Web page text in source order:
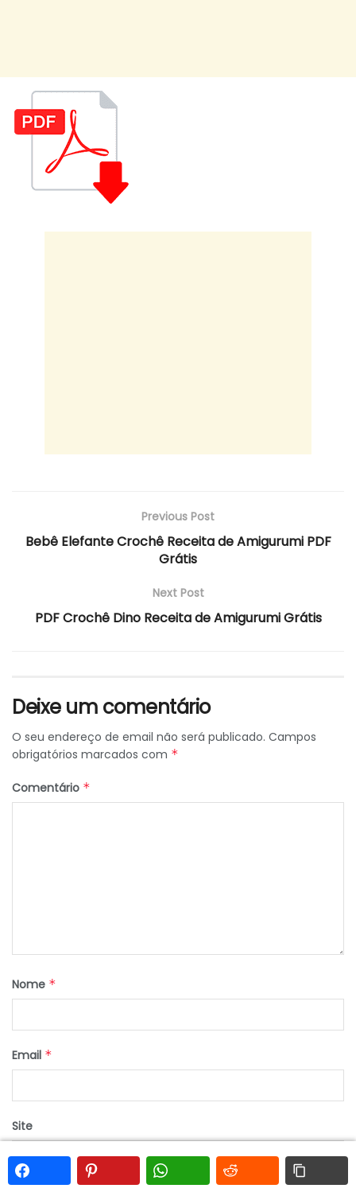
Previous Post
Bebê Elefante Crochê Receita de Amigurumi PDF
Grátis
Next Post
PDF Crochê Dino Receita de Amigurumi Grátis
Deixe um comentário
O seu endereço de email não será publicado. Campos
obrigatórios marcados com *
Comentário *
Nome *
Email *
Site